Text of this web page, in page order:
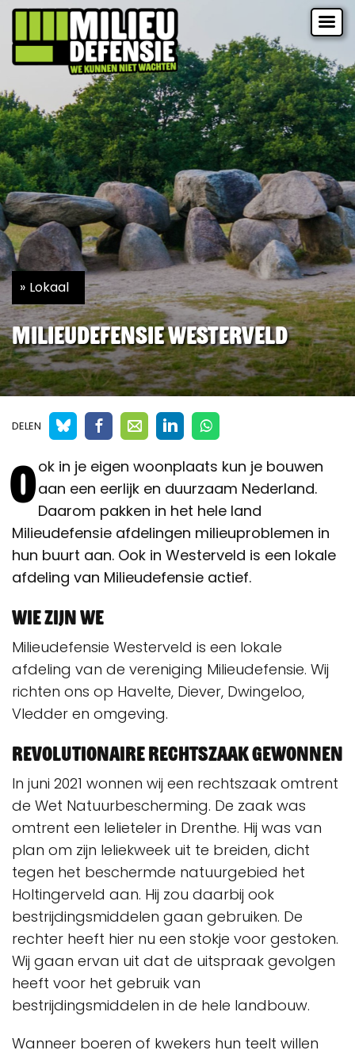
Lokaal
Milieudefensie Westerveld
DELEN
Ook in je eigen woonplaats kun je bouwen
aan een eerlijk en duurzaam Nederland.
Daarom pakken in het hele land
Milieudefensie afdelingen milieuproblemen in
hun buurt aan. Ook in Westerveld is een lokale
afdeling van Milieudefensie actief.
Wie zijn we
Milieudefensie Westerveld is een lokale
afdeling van de vereniging Milieudefensie. Wij
richten ons op Havelte, Diever, Dwingeloo,
Vledder en omgeving.
Revolutionaire rechtszaak gewonnen
In juni 2021 wonnen wij een rechtszaak omtrent
de Wet Natuurbescherming. De zaak was
omtrent een lelieteler in Drenthe. Hij was van
plan om zijn leliekweek uit te breiden, dicht
tegen het beschermde natuurgebied het
Holtingerveld aan. Hij zou daarbij ook
bestrijdingsmiddelen gaan gebruiken. De
rechter heeft hier nu een stokje voor gestoken.
Wij gaan ervan uit dat de uitspraak gevolgen
heeft voor het gebruik van
bestrijdingsmiddelen in de hele landbouw.
Wanneer boeren of kwekers hun teelt willen